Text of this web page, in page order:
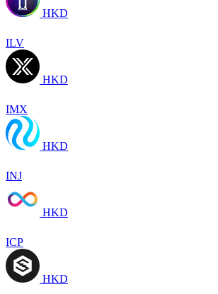
HKD
ILV
HKD
IMX
HKD
INJ
HKD
ICP
HKD